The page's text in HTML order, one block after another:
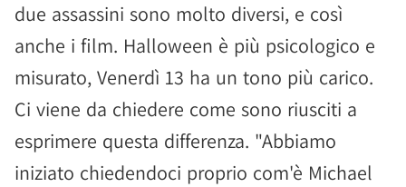
due assassini sono molto diversi, e così
anche i film. Halloween è più psicologico e
misurato, Venerdì 13 ha un tono più carico.
Ci viene da chiedere come sono riusciti a
esprimere questa differenza. "Abbiamo
iniziato chiedendoci proprio com'è Michael